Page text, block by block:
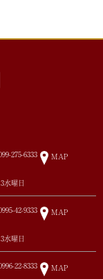
275-6333 MAP
水曜日
42-9333 MAP
水曜日
22-8333 MAP